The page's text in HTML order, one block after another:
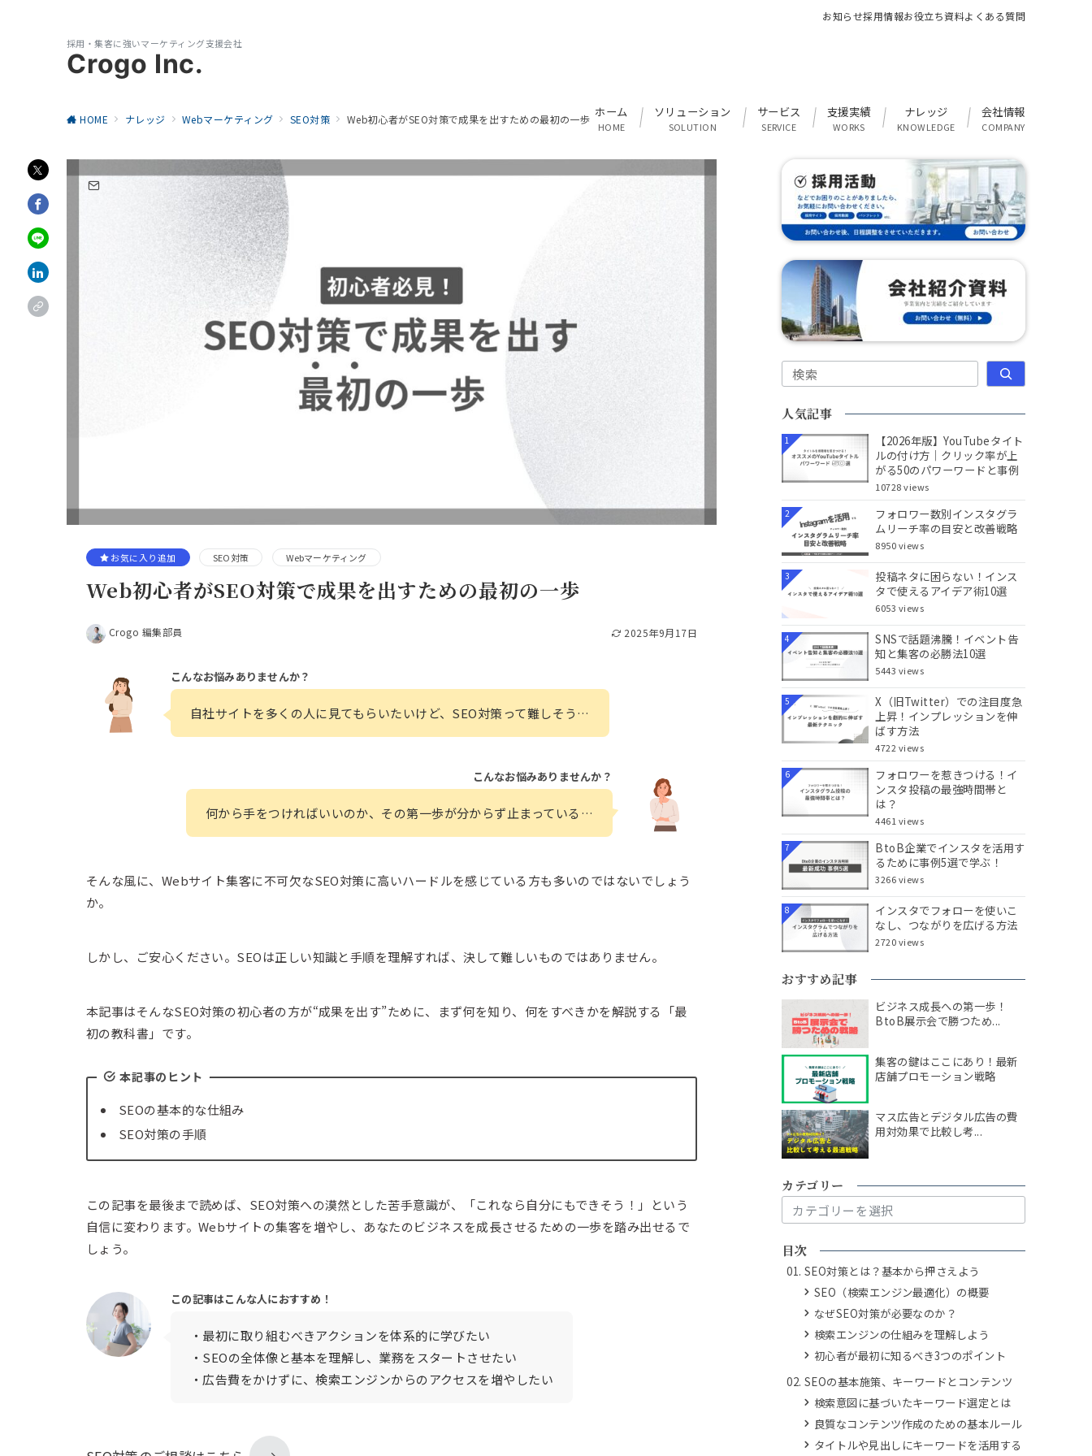
お知らせ採用情報お役立ち資料よくある質問
採用・集客に強いマーケティング支援会社
Crogo Inc.
ホーム
HOME
ソリューション
SOLUTION
サービス
SERVICE
支援実績
WORKS
ナレッジ
KNOWLEDGE
会社情報
COMPANY
HOME ナレッジ Webマーケティング SEO対策 Web初心者がSEO対策で成果を出すための最初の一歩
お気に入り追加 SEO対策 Webマーケティング
Web初心者がSEO対策で成果を出すための最初の一歩
2025年9月17日
Crogo 編集部員
こんなお悩みありませんか？
自社サイトを多くの人に見てもらいたいけど、SEO対策って難しそう…
こんなお悩みありませんか？
何から手をつければいいのか、その第一歩が分からず止まっている…
そんな風に、Webサイト集客に不可欠なSEO対策に高いハードルを感じている方も多いのではないでしょう
か。
しかし、ご安心ください。SEOは正しい知識と手順を理解すれば、決して難しいものではありません。
本記事はそんなSEO対策の初心者の方が“成果を出す”ために、まず何を知り、何をすべきかを解説する「最
初の教科書」です。
本記事のヒント
SEOの基本的な仕組み
SEO対策の手順
この記事を最後まで読めば、SEO対策への漠然とした苦手意識が、「これなら自分にもできそう！」という
自信に変わります。Webサイトの集客を増やし、あなたのビジネスを成長させるための一歩を踏み出せるで
しょう。
この記事はこんな人におすすめ！
・最初に取り組むべきアクションを体系的に学びたい
・SEOの全体像と基本を理解し、業務をスタートさせたい
・広告費をかけずに、検索エンジンからのアクセスを増やしたい
検索
人気記事
1
【2026年版】YouTubeタイト
ルの付け方｜クリック率が上
がる50のパワーワードと事例
10728 views
2
フォロワー数別インスタグラ
ムリーチ率の目安と改善戦略
8950 views
3
投稿ネタに困らない！インス
タで使えるアイデア術10選
6053 views
4
SNSで話題沸騰！イベント告
知と集客の必勝法10選
5443 views
5
X（旧Twitter）での注目度急
上昇！インプレッションを伸
ばす方法
4722 views
6
フォロワーを惹きつける！イ
ンスタ投稿の最強時間帯と
は？
4461 views
7
BtoB企業でインスタを活用す
るために事例5選で学ぶ！
3266 views
8
インスタでフォローを使いこ
なし、つながりを広げる方法
2720 views
おすすめ記事
ビジネス成長への第一歩！
BtoB展示会で勝つため...
集客の鍵はここにあり！最新
店舗プロモーション戦略
マス広告とデジタル広告の費
用対効果で比較し考...
カテゴリー
テ
ゴ
リ
目次
SEO対策とは？基本から押さえよう
SEO（検索エンジン最適化）の概要
なぜSEO対策が必要なのか？
検索エンジンの仕組みを理解しよう
初心者が最初に知るべき3つのポイント
SEOの基本施策、キーワードとコンテンツ
検索意図に基づいたキーワード選定とは
良質なコンテンツ作成のための基本ルール
タイトルや見出しにキーワードを活用する